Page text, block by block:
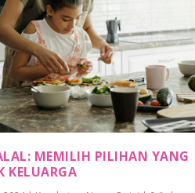
MEMILIH PILIHAN YANG
KELUARGA